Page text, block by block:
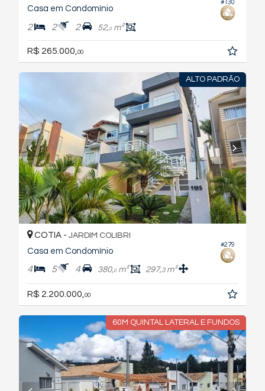
#130
Casa em Condomínio
2 2 2 52,0m²
R$ 265.000,00
ALTO PADRÃO
#279
COTIA - JARDIM COLIBRI
Casa em Condomínio
4 5 4 380,0m² 297,3m²
R$ 2.200.000, 00
60M QUINTAL LATERAL E FUNDOS